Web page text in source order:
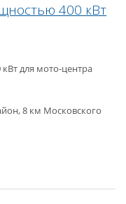
400 кВт
для мото-центра
8 км Московского